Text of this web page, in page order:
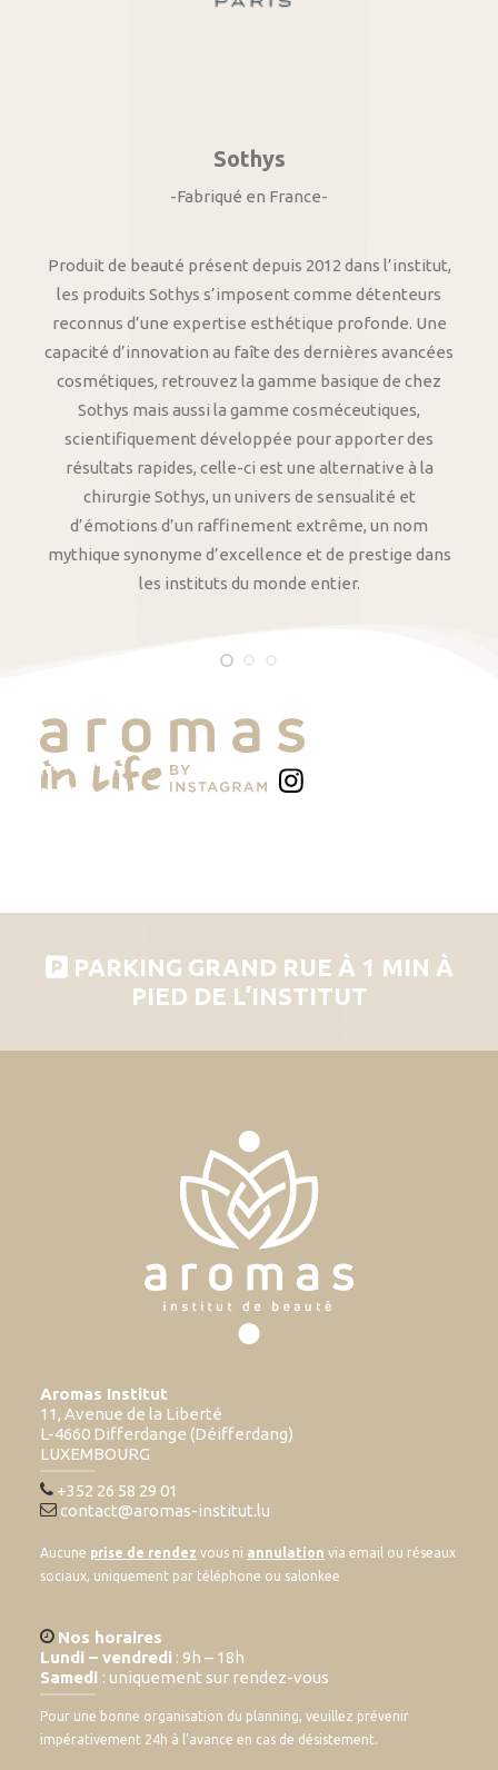
Sothys
-Fabriqué en France-
Produit de beauté présent depuis 2012 dans l’institut,
les produits Sothys s’imposent comme détenteurs
reconnus d’une expertise esthétique profonde. Une
capacité d’innovation au faîte des dernières avancées
cosmétiques, retrouvez la gamme basique de chez
Sothys mais aussi la gamme cosméceutiques,
scientifiquement développée pour apporter des
résultats rapides, celle-ci est une alternative à la
chirurgie Sothys, un univers de sensualité et
d’émotions d’un raffinement extrême, un nom
mythique synonyme d’excellence et de prestige dans
les instituts du monde entier.
PARKING GRAND RUE À 1 MIN À
PIED DE L’INSTITUT
Aromas Institut
11, Avenue de la Liberté
L-4660 Differdange (Déifferdang)
LUXEMBOURG
+352 26 58 29 01
contact@aromas-institut.lu
Aucune prise de rendez vous ni annulation via email ou réseaux
sociaux, uniquement par téléphone ou salonkee
Nos horaires
Lundi – vendredi : 9h – 18h
Samedi : uniquement sur rendez-vous
Pour une bonne organisation du planning, veuillez prévenir
impérativement 24h à l’avance en cas de désistement.